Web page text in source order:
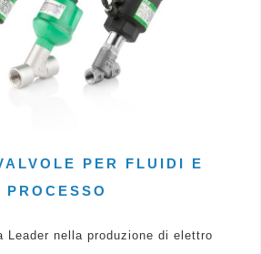
PER FLUIDI E
PROCESSO
Leader nella produzione di elettro